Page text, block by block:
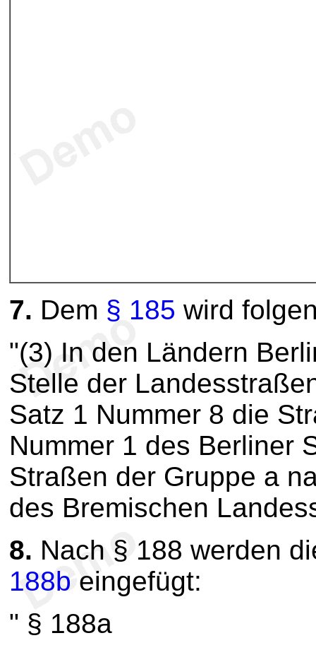
7. Dem § 185 wird
"(3) In den Ländern
Stelle der
Satz 1 Nummer 8 die
Nummer 1 des Berliner
Straßen der Gruppe a
des Bremischen
8. Nach § 188 werden
188b eingefügt:
" § 188a